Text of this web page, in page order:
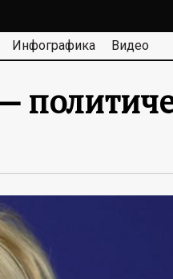
Инфографика Видео